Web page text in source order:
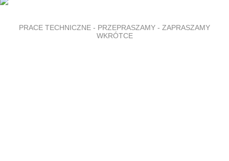
PRACE TECHNICZNE - PRZEPRASZAMY - ZAPRASZAMY
WKRÓTCE